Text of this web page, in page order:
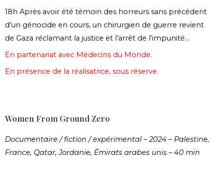
18h Après avoir été témoin des horreurs sans précédent
d’un génocide en cours, un chirurgien de guerre revient
de Gaza réclamant la justice et l’arrêt de l’impunité…
En partenariat avec Médecins du Monde.
En présence de la réalisatrice, sous réserve.
Women From Ground Zero
Documentaire / fiction / expérimental – 2024 – Palestine,
France, Qatar, Jordanie, Émirats arabes unis – 40 min